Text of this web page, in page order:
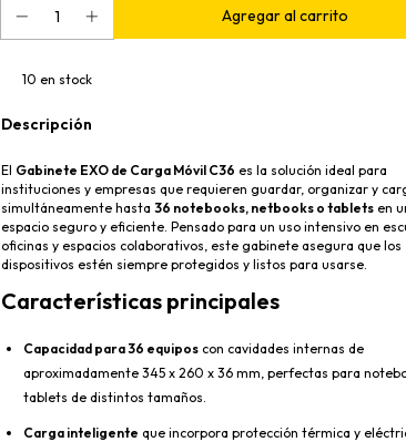
10 en stock
Descripción
El Gabinete EXO de Carga Móvil C36 es la solución ideal para
instituciones y empresas que requieren guardar, organizar y
simultáneamente hasta 36 notebooks, netbooks o tablets en
espacio seguro y eficiente. Pensado para un uso intensivo en
oficinas y espacios colaborativos, este gabinete asegura que los
dispositivos estén siempre protegidos y listos para usarse.
Características principales
Capacidad para 36 equipos con cavidades internas de
aproximadamente 345 x 260 x 36 mm, perfectas para
tablets de distintos tamaños.
Carga inteligente que incorpora protección térmica y